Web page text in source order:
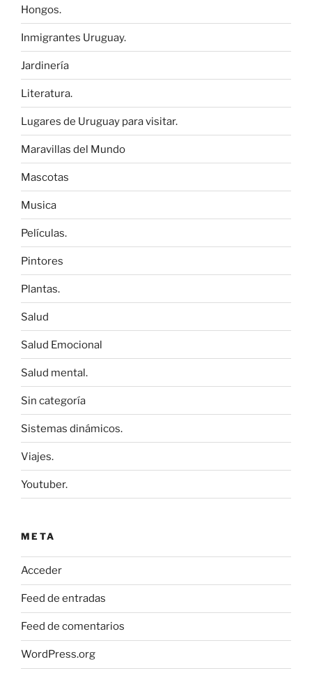
Hongos.
Inmigrantes Uruguay.
Jardinería
Literatura.
Lugares de Uruguay para visitar.
Maravillas del Mundo
Mascotas
Musica
Películas.
Pintores
Plantas.
Salud
Salud Emocional
Salud mental.
Sin categoría
Sistemas dinámicos.
Viajes.
Youtuber.
META
Acceder
Feed de entradas
Feed de comentarios
WordPress.org